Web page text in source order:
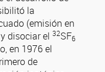
la
(emisión en
disociar el 32SF6
en 1976 el
de